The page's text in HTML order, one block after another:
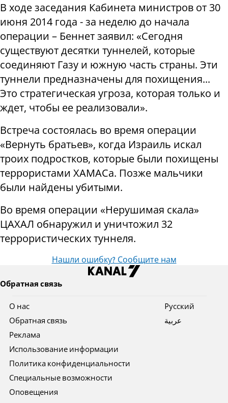
В ходе заседания Кабинета министров от 30
июня 2014 года - за неделю до начала
операции – Беннет заявил: «Сегодня
существуют десятки туннелей, которые
соединяют Газу и южную часть страны. Эти
туннели предназначены для похищения...
Это стратегическая угроза, которая только и
ждет, чтобы ее реализовали».
Встреча состоялась во время операции
«Вернуть братьев», когда Израиль искал
троих подростков, которые были похищены
террористами ХАМАСа. Позже мальчики
были найдены убитыми.
Во время операции «Нерушимая скала»
ЦАХАЛ обнаружил и уничтожил 32
террористических туннеля.
Нашли ошибку? Сообщите нам
Обратная связь
О нас
Обратная связь
Реклама
Использование информации
Политика конфиденциальности
Специальные возможности
Оповещения
Pусский
عربية